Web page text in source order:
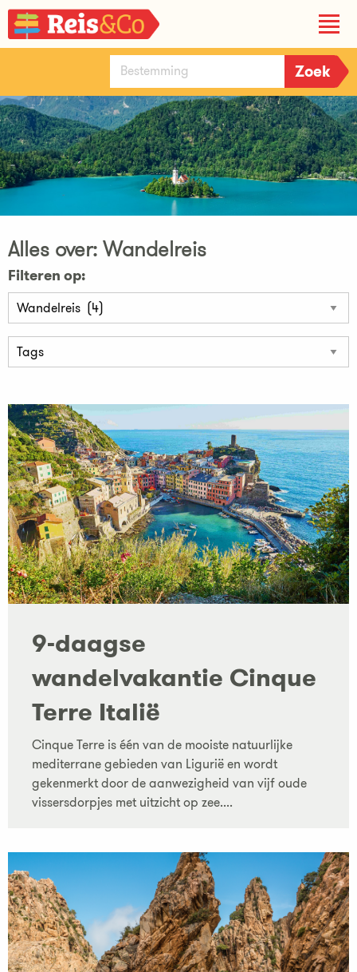
Alles over: Wandelreis
Filteren op:
9-daagse
wandelvakantie Cinque
Terre Italië
Cinque Terre is één van de mooiste natuurlijke
mediterrane gebieden van Ligurië en wordt
gekenmerkt door de aanwezigheid van vijf oude
vissersdorpjes met uitzicht op zee....